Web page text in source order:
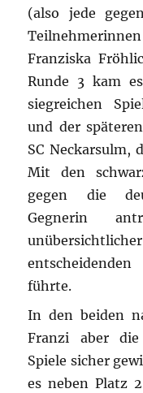
(also jede
Franziska
Runde 3 kam
siegreichen
und der
SC Neckarsulm,
Mit den
gegen die
Gegnerin
führte.
In den beiden
Franzi aber
Spiele sicher
es neben Platz